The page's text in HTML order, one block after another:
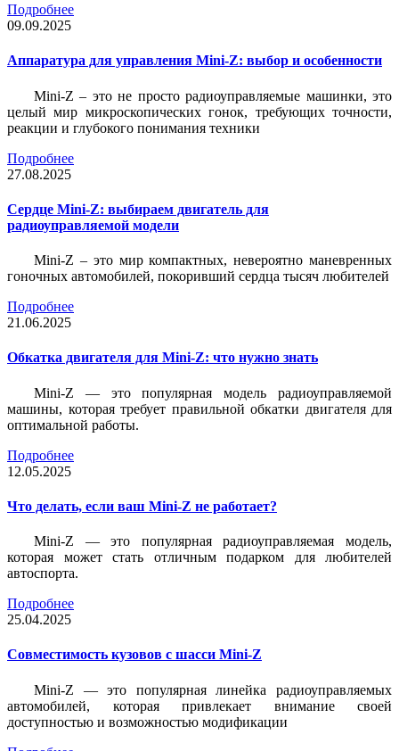
Подробнее
09.09.2025
Аппаратура для управления Mini-Z: выбор и особенности
Mini-Z – это не просто радиоуправляемые машинки, это
целый мир микроскопических гонок, требующих точности,
реакции и глубокого понимания техники
Подробнее
27.08.2025
Сердце Mini-Z: выбираем двигатель для
радиоуправляемой модели
Mini-Z – это мир компактных, невероятно маневренных
гоночных автомобилей, покоривший сердца тысяч любителей
Подробнее
21.06.2025
Обкатка двигателя для Mini-Z: что нужно знать
Mini-Z — это популярная модель радиоуправляемой
машины, которая требует правильной обкатки двигателя для
оптимальной работы.
Подробнее
12.05.2025
Что делать, если ваш Mini-Z не работает?
Mini-Z — это популярная радиоуправляемая модель,
которая может стать отличным подарком для любителей
автоспорта.
Подробнее
25.04.2025
Совместимость кузовов с шасси Mini-Z
Mini-Z — это популярная линейка радиоуправляемых
автомобилей, которая привлекает внимание своей
доступностью и возможностью модификации